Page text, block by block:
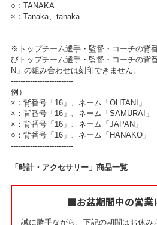
○：TANAKA
×：Tanaka、tanaka
--------------------------
※トップチーム選手・監督・コーチの背
びトップチーム選手・監督・コーチの背
N」の組み合わせは刻印できません。
--------------------------
例）
×：背番号「16」、ネーム「OHTANI」
×：背番号「16」、ネーム「SAMURAI」
×：背番号「16」、ネーム「JAPAN」
○：背番号「16」、ネーム「HANAKO」
--------------------------
「時計・アクセサリー」商品一覧
■お盆期間中の営
誠に勝手ながら、下記の期間はお休み